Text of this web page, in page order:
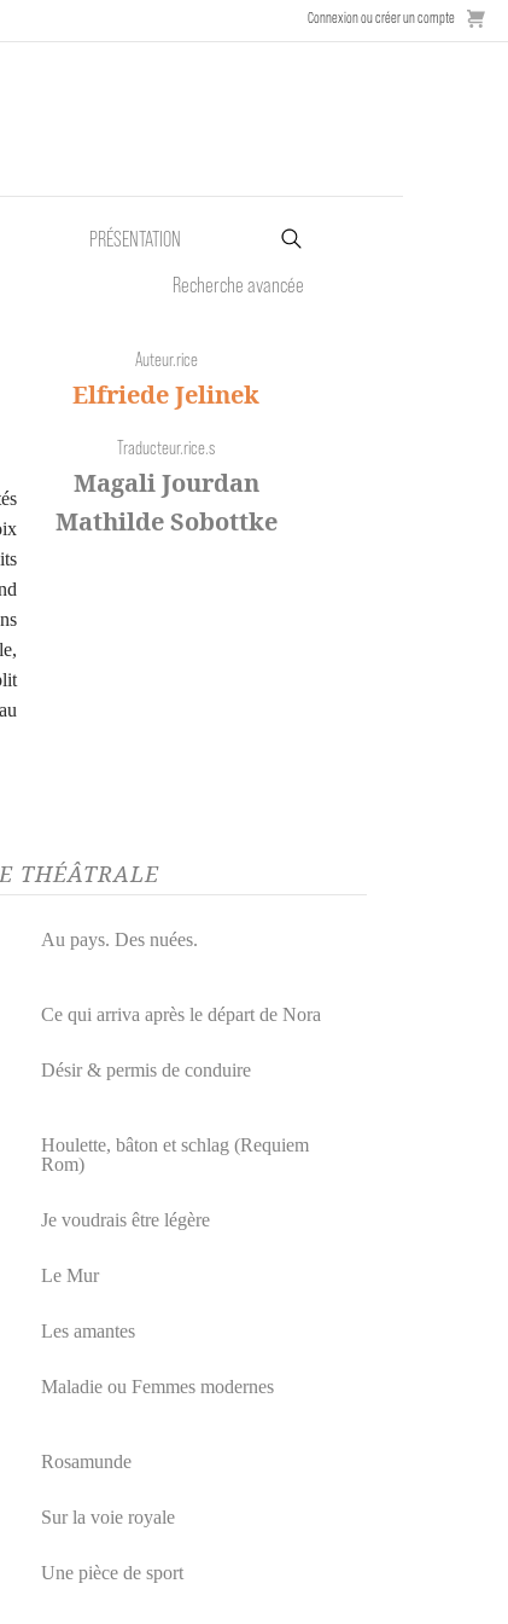
Connexion ou créer un compte
Recherche avancée
PRÉSENTATION
Auteur.rice
Elfriede Jelinek
Traducteur.rice.s
Magali Jourdan
Mathilde Sobottke
THÉÂTRALE
Au pays. Des nuées.
Ce qui arriva après le départ de Nora
Désir & permis de conduire
Houlette, bâton et schlag (Requiem
Rom)
Je voudrais être légère
Le Mur
Les amantes
Maladie ou Femmes modernes
Rosamunde
Sur la voie royale
Une pièce de sport